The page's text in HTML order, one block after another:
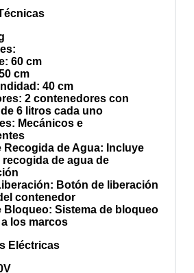
:
: 60 cm
cm
: 40 cm
: 2 contenedores con
6 litros cada uno
: Mecánicos e
Recogida de Agua: Incluye
de agua de
: Botón de liberación
contenedor
Bloqueo: Sistema de bloqueo
los marcos
Eléctricas